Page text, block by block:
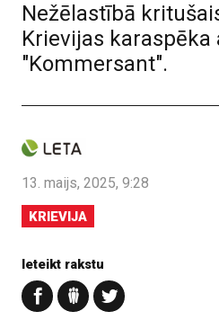
Nežēlastībā
Krievijas
"Kommersant".
13. maijs, 2025, 9:28
KRIEVIJA
Ieteikt rakstu